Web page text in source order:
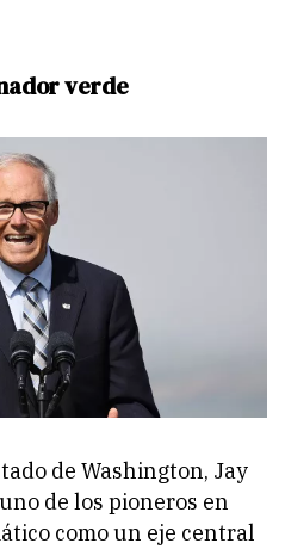
verde
de Washington, Jay
de los pioneros en
como un eje central